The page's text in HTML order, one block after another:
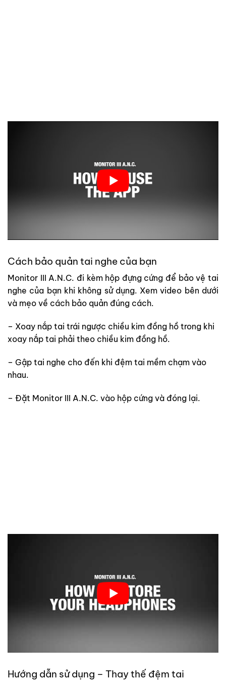
Cách bảo quản tai nghe của bạn
Monitor III A.N.C. đi kèm hộp đựng cứng để bảo vệ tai
nghe của bạn khi không sử dụng. Xem video bên dưới
và mẹo về cách bảo quản đúng cách.
– Xoay nắp tai trái ngược chiều kim đồng hồ trong khi
xoay nắp tai phải theo chiều kim đồng hồ.
– Gập tai nghe cho đến khi đệm tai mềm chạm vào
nhau.
– Đặt Monitor III A.N.C. vào hộp cứng và đóng lại.
Hướng dẫn sử dụng – Thay thế đệm tai